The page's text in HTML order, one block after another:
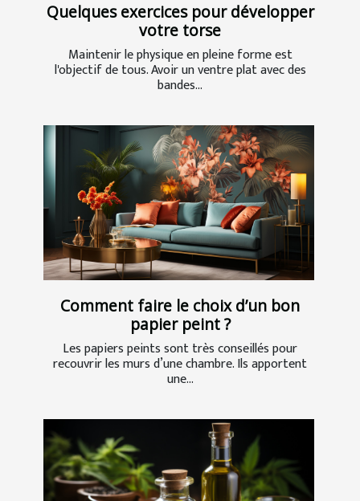
Quelques exercices pour développer
votre torse
Maintenir le physique en pleine forme est
l'objectif de tous. Avoir un ventre plat avec des
bandes...
Comment faire le choix d’un bon
papier peint ?
Les papiers peints sont très conseillés pour
recouvrir les murs d’une chambre. Ils apportent
une...